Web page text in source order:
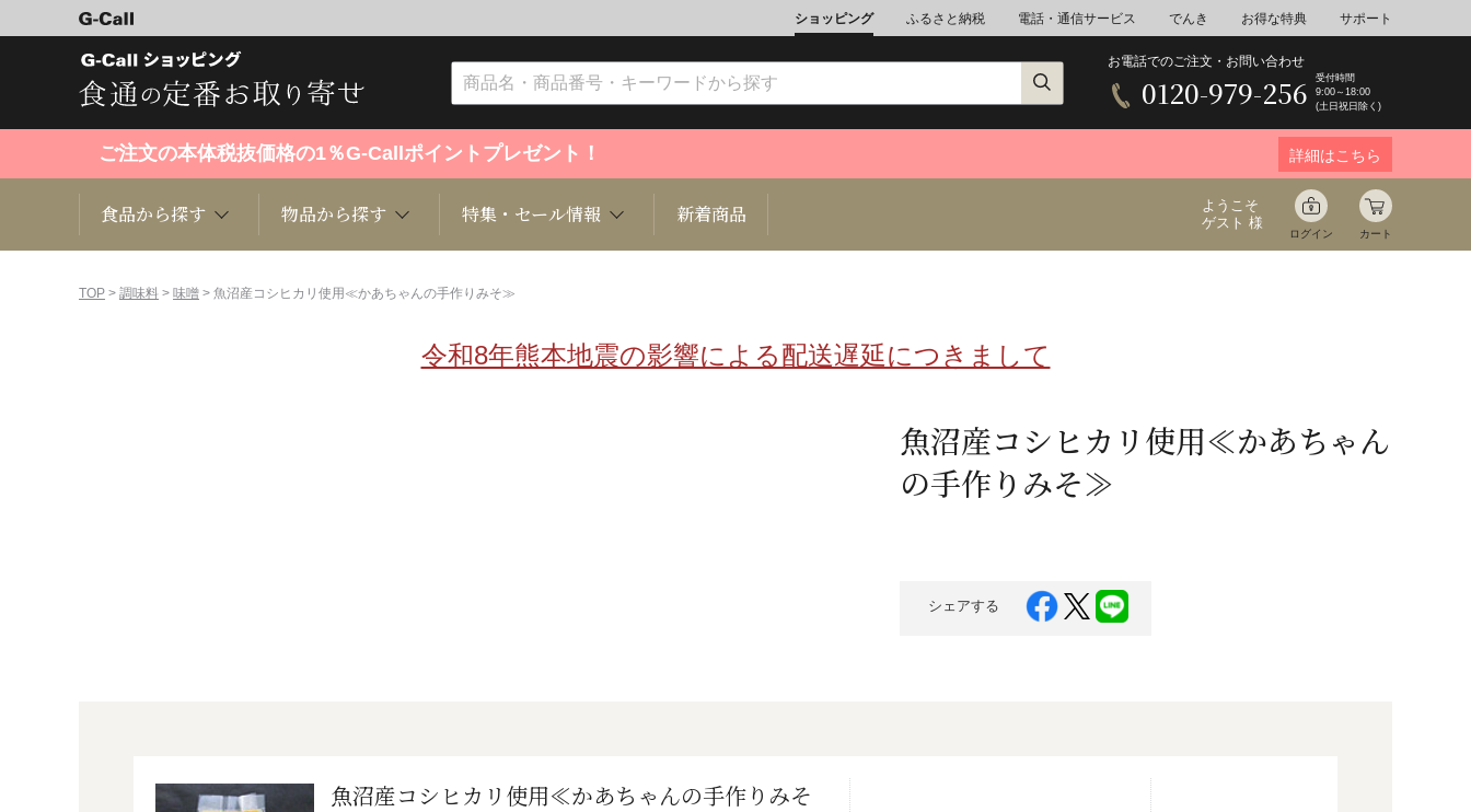
ショッピング ふるさと納税 電話・通信サービス でんき お得な特典 サポート
お電話でのご注文・お問い合わせ
0120-979-256
受付時間
9:00～18:00
(土日祝日除く)
ご注文の本体税抜価格の1％G-Callポイントプレゼント！ 詳細はこちら
食品から探す
お米 魚介類 肉類
麺類/つゆ ミネラルウォーター
乳製品/蜂蜜
物品から探す
芸能・文化 ジュエリー インテリア
書籍 音楽
事務用品
特集・セール情報 新着商品
ようこそ
ゲスト 様
ログイン カート
TOP > 調味料 > 味噌 > 魚沼産コシヒカリ使用≪かあちゃんの手作りみそ≫
令和8年熊本地震の影響による配送遅延につきまして
魚沼産コシヒカリ使用≪かあちゃん
の手作りみそ≫
シェアする
魚沼産コシヒカリ使用≪かあちゃんの手作りみそ